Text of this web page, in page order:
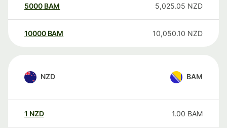
5000 BAM 5,025.05 NZD
10000 BAM 10,050.10 NZD
NZD BAM
1 NZD 1.00 BAM